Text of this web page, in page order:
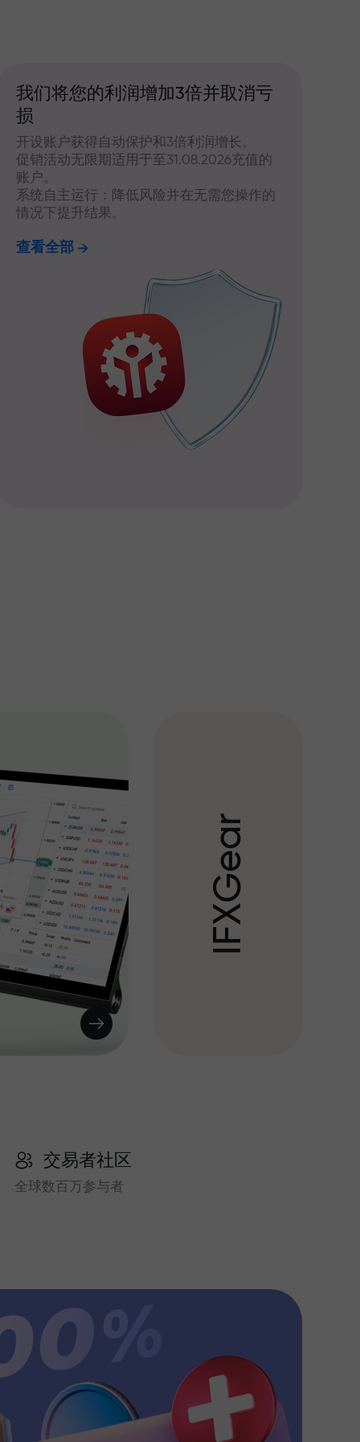
我们将您的利润增加3倍并取消亏
损
开设账户获得自动保护和3倍利润增长。
促销活动无限期适用于至31.08.2026充值的
账户。
系统自主运行：降低风险并在无需您操作的
情况下提升结果。
查看全部
I
F
X
G
e
a
r
交易者社区
全球数百万参与者